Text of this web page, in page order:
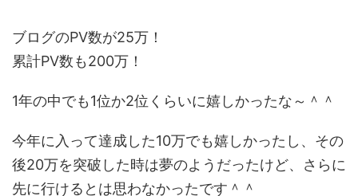
ブログのPV数が25万！
累計PV数も200万！
1年の中でも1位か2位くらいに嬉しかったな～＾＾
今年に入って達成した10万でも嬉しかったし、その
後20万を突破した時は夢のようだったけど、さらに
先に行けるとは思わなかったです＾＾